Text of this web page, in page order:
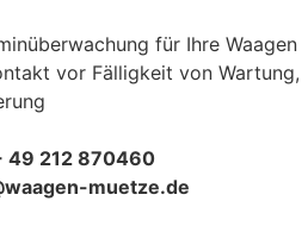
für Ihre Waagen
vor Fälligkeit von Wartung,
49 212 870460
muetze.de